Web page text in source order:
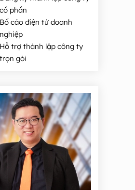
phần
cáo điện tử doanh
trợ thành lập công ty
gói